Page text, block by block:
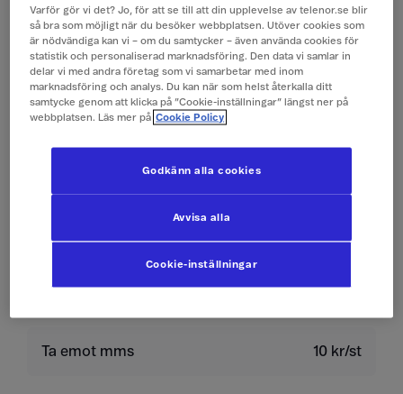
Surfa
99 kr/dygn (1 GB)
(Surfpass)
Ringa och ta emot
samtal
19 kr/min
Ta emot mms 10 kr/st
Varför gör vi det? Jo, för att se till att din upplevelse av telenor.se blir
så bra som möjligt när du besöker webbplatsen. Utöver cookies som
är nödvändiga kan vi – om du samtycker – även använda cookies för
statistik och personaliserad marknadsföring. Den data vi samlar in
delar vi med andra företag som vi samarbetar med inom
marknadsföring och analys. Du kan när som helst återkalla ditt
samtycke genom att klicka på ”Cookie-inställningar” längst ner på
webbplatsen. Läs mer på Cookie Policy
Cookie-inställningar
Avvisa alla
Godkänn alla cookies